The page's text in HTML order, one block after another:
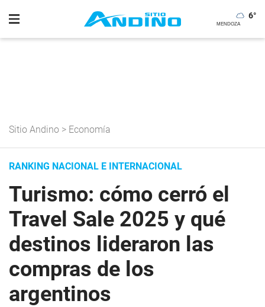
6°
Sitio Andino > Economía
RANKING NACIONAL E INTERNACIONAL
Turismo: cómo cerró el
Travel Sale 2025 y qué
destinos lideraron las
compras de los
argentinos